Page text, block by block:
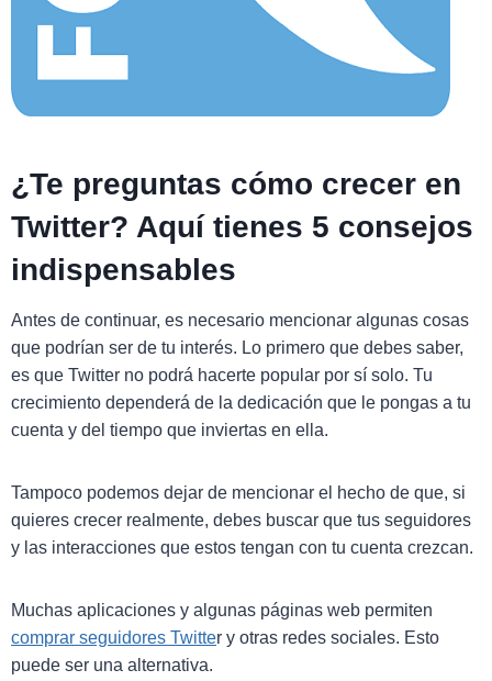
¿Te preguntas cómo crecer en
Twitter? Aquí tienes 5 consejos
indispensables
Antes de continuar, es necesario mencionar algunas cosas
que podrían ser de tu interés. Lo primero que debes saber,
es que Twitter no podrá hacerte popular por sí solo. Tu
crecimiento dependerá de la dedicación que le pongas a tu
cuenta y del tiempo que inviertas en ella.
Tampoco podemos dejar de mencionar el hecho de que, si
quieres crecer realmente, debes buscar que tus seguidores
y las interacciones que estos tengan con tu cuenta crezcan.
Muchas aplicaciones y algunas páginas web permiten
comprar seguidores Twitter y otras redes sociales. Esto
puede ser una alternativa.